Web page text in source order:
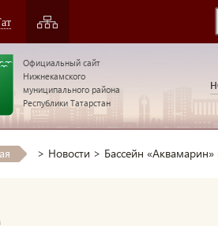
Официальный сайт
Нижнекамского
муниципального района
Республики Татарстан
> Новости > Бассейн